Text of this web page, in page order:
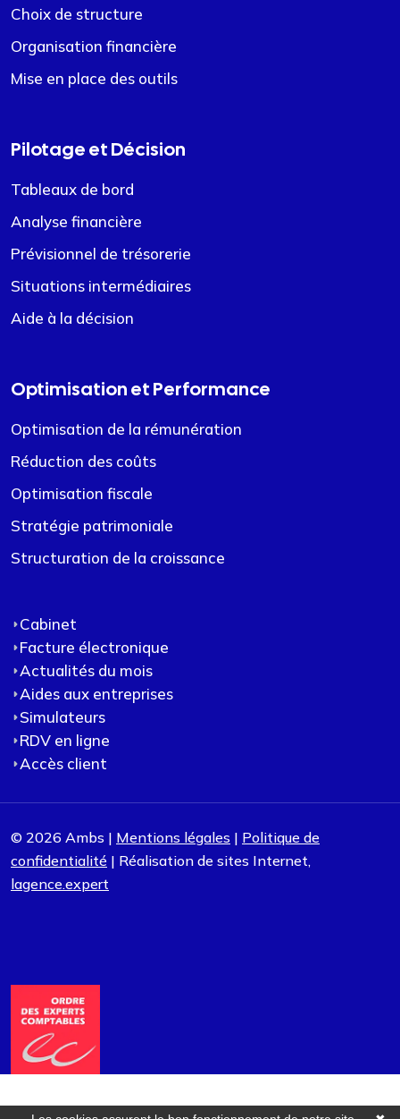
Choix de structure
Organisation financière
Mise en place des outils
Pilotage et Décision
Tableaux de bord
Analyse financière
Prévisionnel de trésorerie
Situations intermédiaires
Aide à la décision
Optimisation et Performance
Optimisation de la rémunération
Réduction des coûts
Optimisation fiscale
Stratégie patrimoniale
Structuration de la croissance
Cabinet
Facture électronique
Actualités du mois
Aides aux entreprises
Simulateurs
RDV en ligne
Accès client
© 2026 Ambs | Mentions légales | Politique de
confidentialité | Réalisation de sites Internet,
lagence.expert